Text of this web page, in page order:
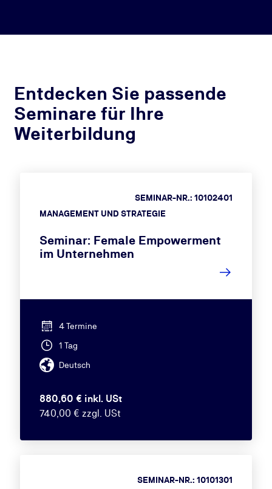
Entdecken Sie passende
Seminare für Ihre
Weiterbildung
MANAGEMENT UND STRATEGIE
SEMINAR-NR.: 10102401
Seminar: Female Empowerment
im Unternehmen
4 Termine
1 Tag
Deutsch
880,60 € inkl. USt
740,00 € zzgl. USt
SEMINAR-NR.: 10101301